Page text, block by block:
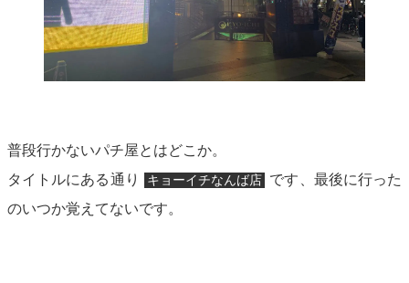
普段行かないパチ屋とはどこか。
タイトルにある通り
キョーイチなんば店 です、最後に行った
のいつか覚えてないです。